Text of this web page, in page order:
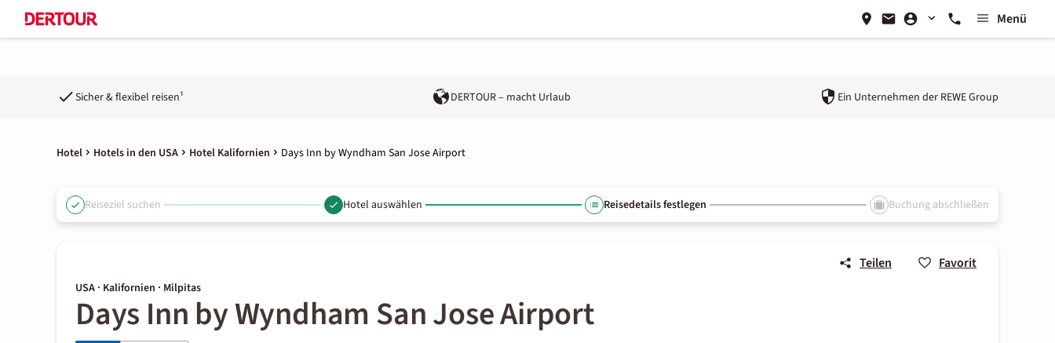
Menü
Sicher & flexibel reisen¹ DERTOUR – macht Urlaub Ein Unternehmen der REWE Group
Hotel Hotels in den USA Hotel Kalifornien Days Inn by Wyndham San Jose Airport
Reiseziel suchen Hotel auswählen Reisedetails festlegen Buchung abschließen
Teilen Favorit
USA · Kalifornien · Milpitas
Days Inn by Wyndham San Jose Airport